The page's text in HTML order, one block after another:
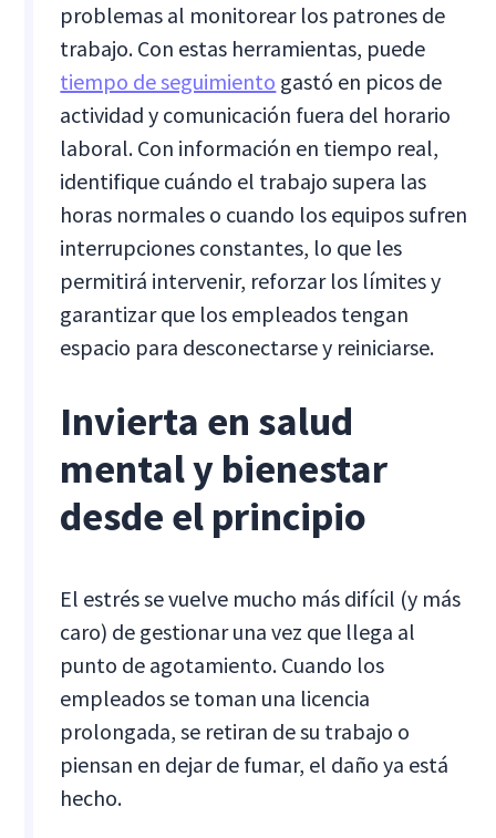
problemas al monitorear los patrones de
trabajo. Con estas herramientas, puede
tiempo de seguimiento gastó en picos de
actividad y comunicación fuera del horario
laboral. Con información en tiempo real,
identifique cuándo el trabajo supera las
horas normales o cuando los equipos sufren
interrupciones constantes, lo que les
permitirá intervenir, reforzar los límites y
garantizar que los empleados tengan
espacio para desconectarse y reiniciarse.
Invierta en salud
mental y bienestar
desde el principio
El estrés se vuelve mucho más difícil (y más
caro) de gestionar una vez que llega al
punto de agotamiento. Cuando los
empleados se toman una licencia
prolongada, se retiran de su trabajo o
piensan en dejar de fumar, el daño ya está
hecho.